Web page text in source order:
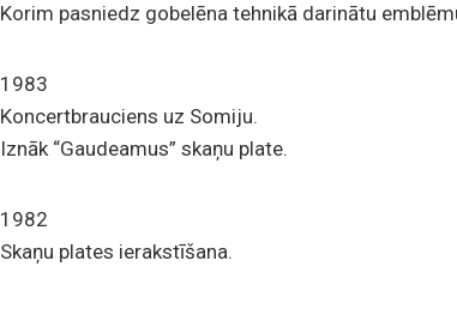
Korim pasniedz gobelēna tehnikā darinātu
1983
Koncertbrauciens uz Somiju.
Iznāk “Gaudeamus” skaņu plate.
1982
Skaņu plates ierakstīšana.